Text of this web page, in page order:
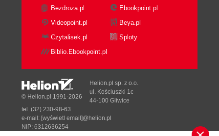
Bezdroza.pl
Ebookpoint.pl
Videopoint.pl
Beya.pl
Czytalisek.pl
Sploty
Biblio.Ebookpoint.pl
© Helion.pl 1991-2026
Helion.pl sp. z o.o.
ul. Kościuszki 1c
44-100 Gliwice
tel. (32) 230-98-63
e-mail: [wyświetl email]@helion.pl
NIP: 6312636254